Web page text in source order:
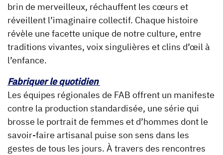
brin de merveilleux, réchauffent les cœurs et
réveillent l’imaginaire collectif. Chaque histoire
révèle une facette unique de notre culture, entre
traditions vivantes, voix singulières et clins d’œil à
l’enfance.
Fabriquer le quotidien
Les équipes régionales de FAB offrent un manifeste
contre la production standardisée, une série qui
brosse le portrait de femmes et d’hommes dont le
savoir-faire artisanal puise son sens dans les
gestes de tous les jours. À travers des rencontres